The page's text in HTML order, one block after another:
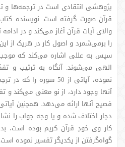
پژوهشی انتقادی است در ترجمه‌ها و
قرآن صورت گرفته است. نویسنده
والای آیات قرآن آغاز می‌کند و در
را برمی‌شمرد و اصول کار در هریک از
سپس به عللی اشاره می‌کند که موجب
الهی می‌شوند. آنگاه به ترتیب و
نموده، آیاتی از 50
آنها وجود دارد، از نو معنی می‌کند و
فصیح آنها ارائه می‌دهد. همچنین
دچار اختلاف شده و یا وجه جواب را
کار وی خودِ قرآن کریم بوده است،
گواه‌گرفتن از یکدیگر تفسیر نموده است.